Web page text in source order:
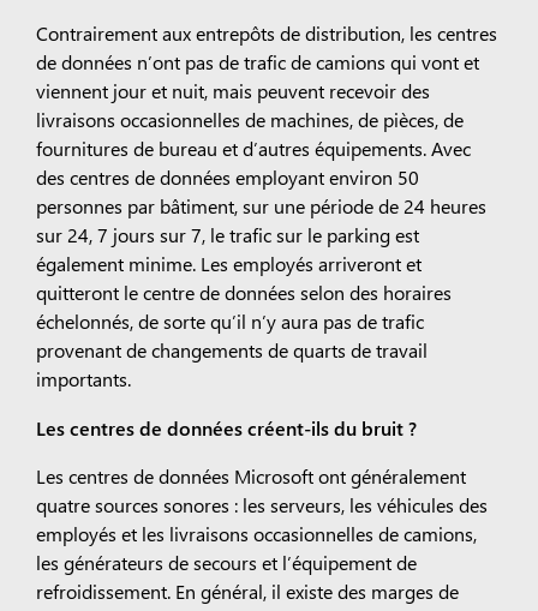
Contrairement aux entrepôts de distribution, les centres
de données n’ont pas de trafic de camions qui vont et
viennent jour et nuit, mais peuvent recevoir des
livraisons occasionnelles de machines, de pièces, de
fournitures de bureau et d’autres équipements. Avec
des centres de données employant environ 50
personnes par bâtiment, sur une période de 24 heures
sur 24, 7 jours sur 7, le trafic sur le parking est
également minime. Les employés arriveront et
quitteront le centre de données selon des horaires
échelonnés, de sorte qu’il n’y aura pas de trafic
provenant de changements de quarts de travail
importants.
Les centres de données créent-ils du bruit ?
Les centres de données Microsoft ont généralement
quatre sources sonores : les serveurs, les véhicules des
employés et les livraisons occasionnelles de camions,
les générateurs de secours et l’équipement de
refroidissement. En général, il existe des marges de